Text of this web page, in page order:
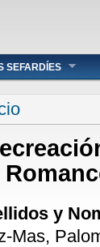
SEFARDÍES
encuentra
y
Mas,